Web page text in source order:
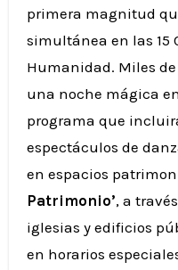
primera magnitud
simultánea en las 15
Humanidad. Miles
una noche mágica
programa que
espectáculos de
en espacios
Patrimonio’, a
iglesias y edificios
en horarios